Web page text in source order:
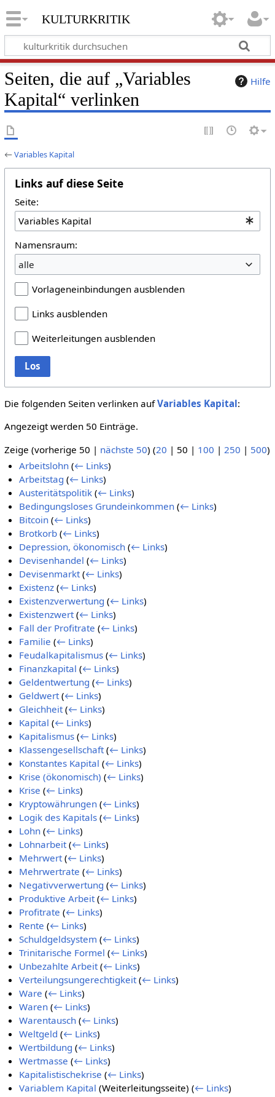
kulturkritik
Hilfe
Seiten, die auf „Variables
Kapital“ verlinken
←Variables Kapital
Links auf diese Seite
Seite:
Namensraum:
alle
Vorlageneinbindungen ausblenden
Links ausblenden
Weiterleitungen ausblenden
Los
Die folgenden Seiten verlinken aufVariables Kapital:
Angezeigt werden 50 Einträge.
Zeige (vorherige 50 | nächste 50) (20 | 50 | 100 | 250 | 500)
Arbeitslohn (← Links)
Arbeitstag (← Links)
Austeritätspolitik (← Links)
Bedingungsloses Grundeinkommen (← Links)
Bitcoin (← Links)
Brotkorb (← Links)
Depression, ökonomisch (← Links)
Devisenhandel (← Links)
Devisenmarkt (← Links)
Existenz (← Links)
Existenzverwertung (← Links)
Existenzwert (← Links)
Fall der Profitrate (← Links)
Familie (← Links)
Feudalkapitalismus (← Links)
Finanzkapital (← Links)
Geldentwertung (← Links)
Geldwert (← Links)
Gleichheit (← Links)
Kapital (← Links)
Kapitalismus (← Links)
Klassengesellschaft (← Links)
Konstantes Kapital (← Links)
Krise (ökonomisch) (← Links)
Krise (← Links)
Kryptowährungen (← Links)
Logik des Kapitals (← Links)
Lohn (← Links)
Lohnarbeit (← Links)
Mehrwert (← Links)
Mehrwertrate (← Links)
Negativverwertung (← Links)
Produktive Arbeit (← Links)
Profitrate (← Links)
Rente (← Links)
Schuldgeldsystem (← Links)
Trinitarische Formel (← Links)
Unbezahlte Arbeit (← Links)
Verteilungsungerechtigkeit (← Links)
Ware (← Links)
Waren (← Links)
Warentausch (← Links)
Weltgeld (← Links)
Wertbildung (← Links)
Wertmasse (← Links)
Kapitalistischekrise (← Links)
Variablem Kapital (Weiterleitungsseite)(← Links)